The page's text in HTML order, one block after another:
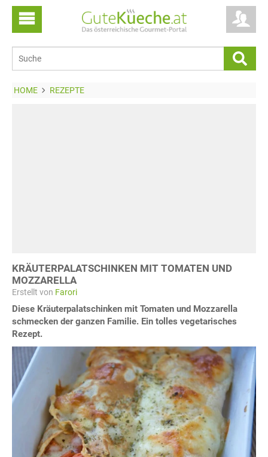
HOME REZEPTE
KRÄUTERPALATSCHINKEN MIT TOMATEN UND
MOZZARELLA
Erstellt von Farori
Diese Kräuterpalatschinken mit Tomaten und Mozzarella
schmecken der ganzen Familie. Ein tolles vegetarisches
Rezept.